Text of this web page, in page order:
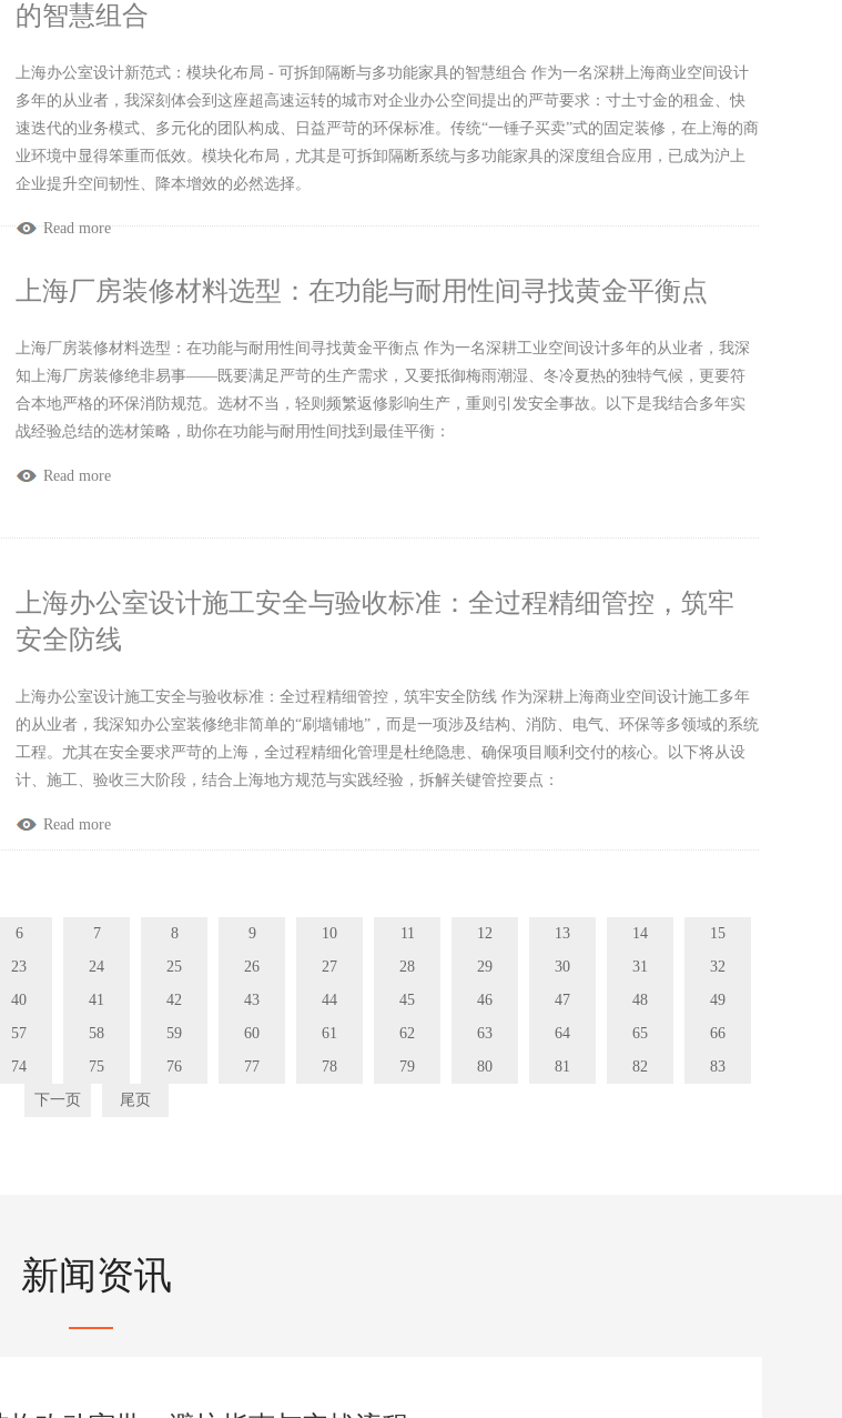
的智慧组合
上海办公室设计新范式：模块化布局 - 可拆卸隔断与多功能家具的智慧组合 作为一名深耕上海商业空间设计
多年的从业者，我深刻体会到这座超高速运转的城市对企业办公空间提出的严苛要求：寸土寸金的租金、快
速迭代的业务模式、多元化的团队构成、日益严苛的环保标准。传统“一锤子买卖”式的固定装修，在上海的商
业环境中显得笨重而低效。模块化布局，尤其是可拆卸隔断系统与多功能家具的深度组合应用，已成为沪上
企业提升空间韧性、降本增效的必然选择。
Read more
上海厂房装修材料选型：在功能与耐用性间寻找黄金平衡点
上海厂房装修材料选型：在功能与耐用性间寻找黄金平衡点 作为一名深耕工业空间设计多年的从业者，我深
知上海厂房装修绝非易事——既要满足严苛的生产需求，又要抵御梅雨潮湿、冬冷夏热的独特气候，更要符
合本地严格的环保消防规范。选材不当，轻则频繁返修影响生产，重则引发安全事故。以下是我结合多年实
战经验总结的选材策略，助你在功能与耐用性间找到最佳平衡：
Read more
上海办公室设计施工安全与验收标准：全过程精细管控，筑牢
安全防线
上海办公室设计施工安全与验收标准：全过程精细管控，筑牢安全防线 作为深耕上海商业空间设计施工多年
的从业者，我深知办公室装修绝非简单的“刷墙铺地”，而是一项涉及结构、消防、电气、环保等多领域的系统
工程。尤其在安全要求严苛的上海，全过程精细化管理是杜绝隐患、确保项目顺利交付的核心。以下将从设
计、施工、验收三大阶段，结合上海地方规范与实践经验，拆解关键管控要点：
Read more
6 7 8 9 10 11 12 13 14
15
23 24 25 26 27 28 29 30 31
32
40 41 42 43 44 45 46 47 48
49
57 58 59 60 61 62 63 64 65
66
74 75 76 77 78 79 80 81 82
83
下一页
尾页
新闻资讯